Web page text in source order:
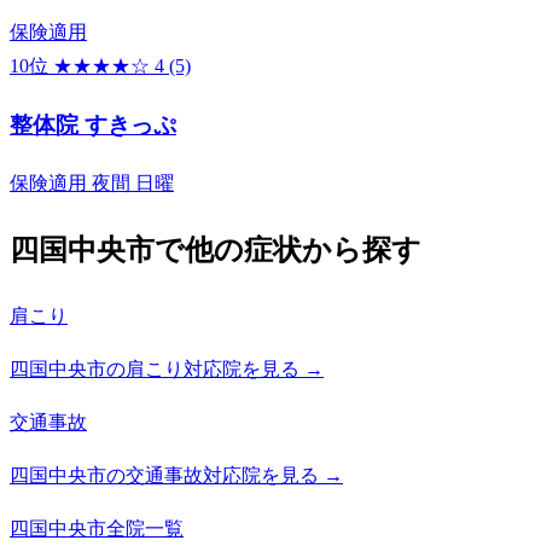
保険適用
10位 ★★★★☆ 4 (5)
整体院 すきっぷ
保険適用 夜間 日曜
四国中央市で他の症状から探す
肩こり
四国中央市の肩こり対応院を見る →
交通事故
四国中央市の交通事故対応院を見る →
四国中央市全院一覧